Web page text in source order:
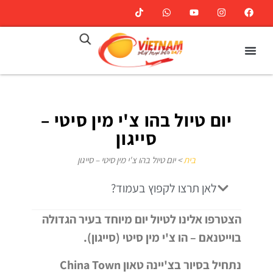
יום טיול בהו צ'י מין סיטי –
סייגון
בית>יום טיול בהו צ'י מין סיטי – סייגון
לאן תרצו לקפוץ בעמוד?
הצטרפו אלינו לטיול יום מיוחד בעיר הגדולה
בוייטנאם – הו צ'י מין סיטי (סייגון).
נתחיל בסיור בצ'יינה טאון China Town